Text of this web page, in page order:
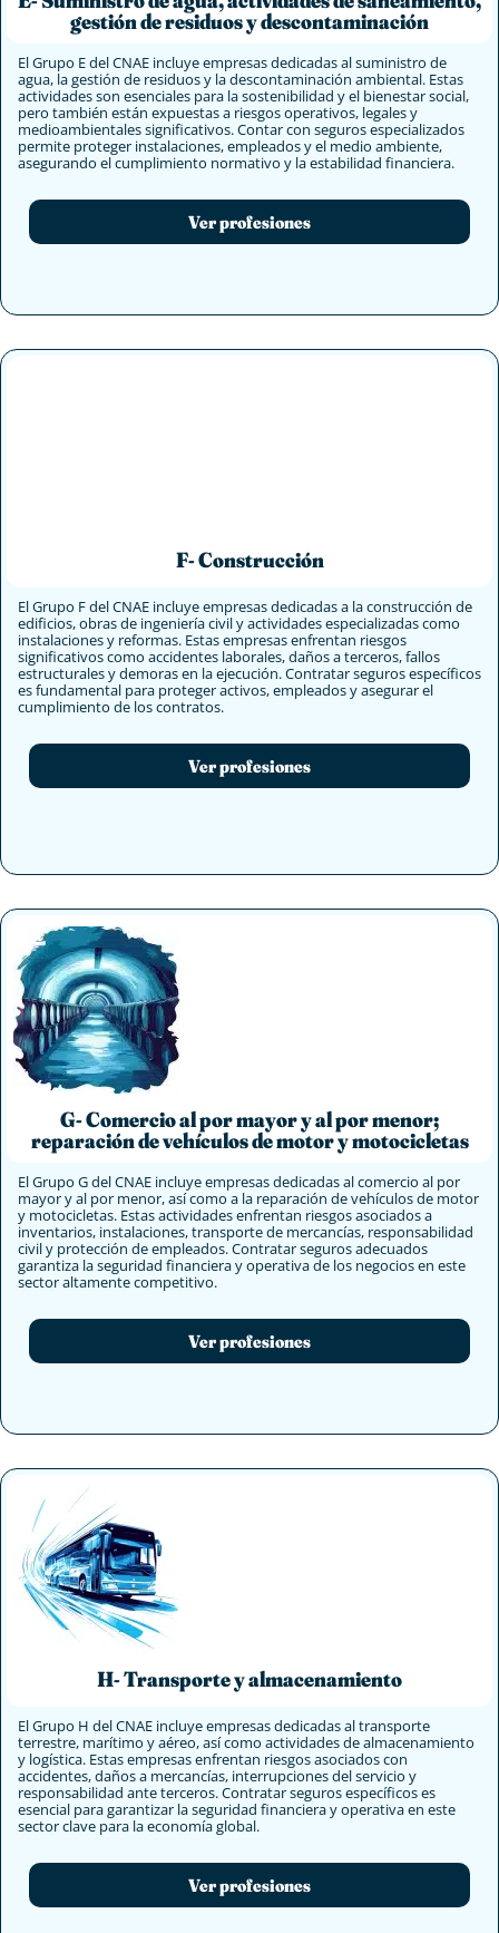
gestión de residuos y descontaminación
El Grupo E del CNAE incluye empresas dedicadas al suministro de
agua, la gestión de residuos y la descontaminación ambiental. Estas
actividades son esenciales para la sostenibilidad y el bienestar social,
pero también están expuestas a riesgos operativos, legales y
medioambientales significativos. Contar con seguros especializados
permite proteger instalaciones, empleados y el medio ambiente,
asegurando el cumplimiento normativo y la estabilidad financiera.
Ver profesiones
F- Construcción
El Grupo F del CNAE incluye empresas dedicadas a la construcción de
edificios, obras de ingeniería civil y actividades especializadas como
instalaciones y reformas. Estas empresas enfrentan riesgos
significativos como accidentes laborales, daños a terceros, fallos
estructurales y demoras en la ejecución. Contratar seguros específicos
es fundamental para proteger activos, empleados y asegurar el
cumplimiento de los contratos.
Ver profesiones
G- Comercio al por mayor y al por menor;
reparación de vehículos de motor y motocicletas
El Grupo G del CNAE incluye empresas dedicadas al comercio al por
mayor y al por menor, así como a la reparación de vehículos de motor
y motocicletas. Estas actividades enfrentan riesgos asociados a
inventarios, instalaciones, transporte de mercancías, responsabilidad
civil y protección de empleados. Contratar seguros adecuados
garantiza la seguridad financiera y operativa de los negocios en este
sector altamente competitivo.
Ver profesiones
H- Transporte y almacenamiento
El Grupo H del CNAE incluye empresas dedicadas al transporte
terrestre, marítimo y aéreo, así como actividades de almacenamiento
y logística. Estas empresas enfrentan riesgos asociados con
accidentes, daños a mercancías, interrupciones del servicio y
responsabilidad ante terceros. Contratar seguros específicos es
esencial para garantizar la seguridad financiera y operativa en este
sector clave para la economía global.
Ver profesiones